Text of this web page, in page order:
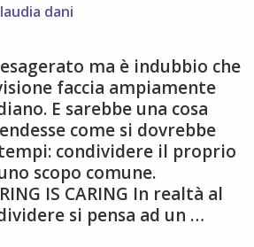
dani
ma è indubbio che
faccia ampiamente
E sarebbe una cosa
come si dovrebbe
condividere il proprio
scopo comune.
IS CARING In realtà al
si pensa ad un …